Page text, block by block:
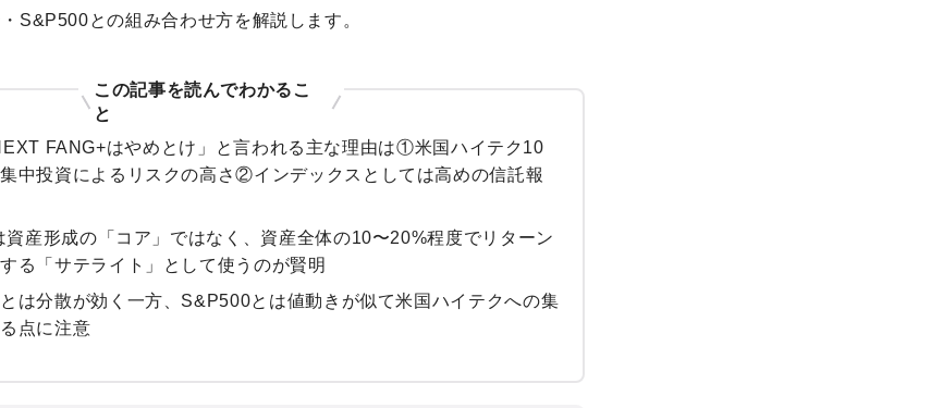
S&P500との組み合わせ方を解説します。
この記事を読んでわかるこ
と
FANG+はやめとけ」と言われる主な理由は①米国ハイテク10
中投資によるリスクの高さ②インデックスとしては高めの信託報
資産形成の「コア」ではなく、資産全体の10〜20%程度でリターン
る「サテライト」として使うのが賢明
は分散が効く一方、S&P500とは値動きが似て米国ハイテクへの集
点に注意